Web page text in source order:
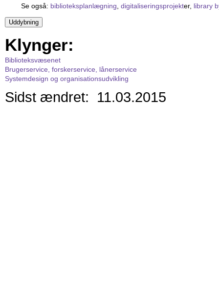
Se også: biblioteksplanlægning digitaliseringsprojekter, library
Klynger:
Biblioteksvæsenet
Brugerservice, forskerservice, lånerservice
Systemdesign og organisationsudvikling
Sidst ændret: 11.03.2015